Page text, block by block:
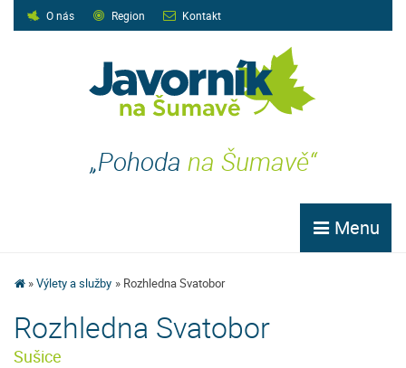
O nás Region Kontakt
„Pohoda na Šumavě“
Menu
Výlety a služby Rozhledna Svatobor
Rozhledna Svatobor
Sušice